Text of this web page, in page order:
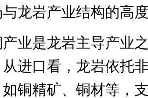
龙岩产业结构的高
是龙岩主导产业之
进口看，龙岩依托
铜精矿、铜材等，